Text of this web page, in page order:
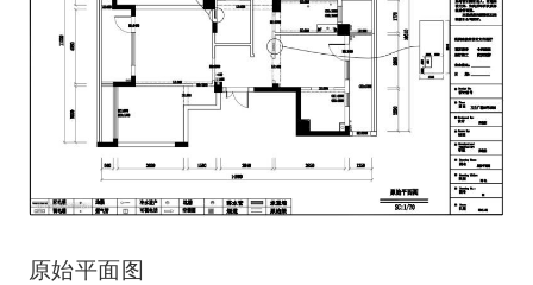
原始平面图